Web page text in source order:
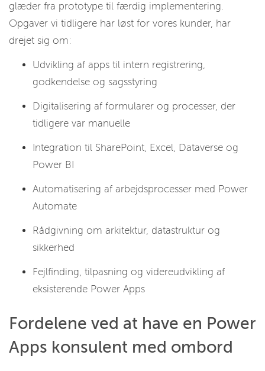
glæder fra prototype til færdig implementering.
Opgaver vi tidligere har løst for vores kunder, har
drejet sig om:
Udvikling af apps til intern registrering,
godkendelse og sagsstyring
Digitalisering af formularer og processer, der
tidligere var manuelle
Integration til SharePoint, Excel, Dataverse og
Power BI
Automatisering af arbejdsprocesser med Power
Automate
Rådgivning om arkitektur, datastruktur og
sikkerhed
Fejlfinding, tilpasning og videreudvikling af
eksisterende Power Apps
Fordelene ved at have en Power
Apps konsulent med ombord